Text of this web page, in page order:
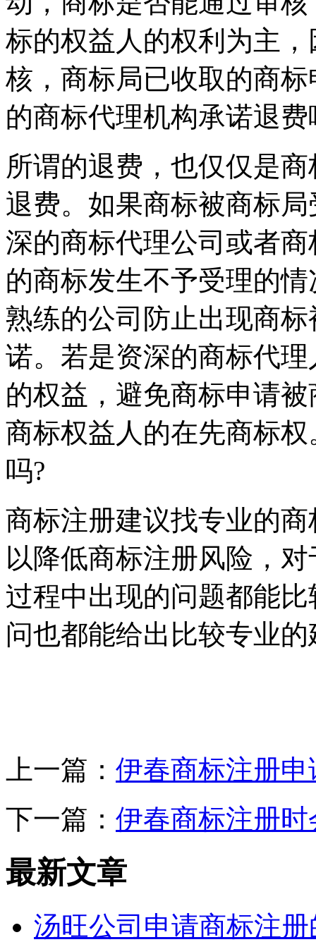
标的权益人的权利为主
核，商标局已收取的商
的商标代理机构承诺退费
所谓的退费，也仅仅是
退费。如果商标被商标
深的商标代理公司或者
的商标发生不予受理的
熟练的公司防止出现商
诺。若是资深的商标代
的权益，避免商标申请
商标权益人的在先商标
吗?
商标注册建议找专业的
以降低商标注册风险，
过程中出现的问题都能
问也都能给出比较专业的
上一篇： 伊春商标注册
下一篇： 伊春商标注册
最新文章
汤旺公司申请商标注